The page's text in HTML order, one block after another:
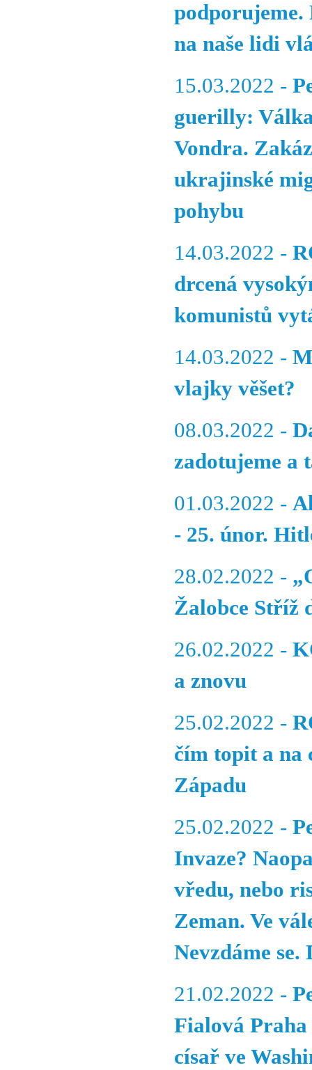
podporujeme.
na naše lidi
15.03.2022 -
guerilly:
Vondra.
ukrajinské
pohybu
14.03.2022 -
drcená
komunistů
14.03.2022 -
vlajky věšet?
08.03.2022 -
zadotujeme a
01.03.2022 -
- 25. únor.
28.02.2022 -
Žalobce Stříž
26.02.2022 -
a znovu
25.02.2022 -
čím topit a na
Západu
25.02.2022 -
Invaze?
vředu, nebo
Zeman. Ve
Nevzdáme
21.02.2022 -
Fialová
císař ve